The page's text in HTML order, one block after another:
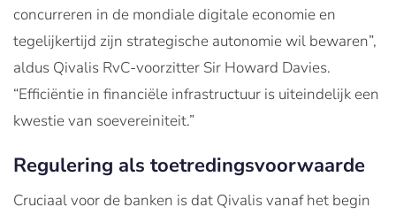
concurreren in de mondiale digitale economie en
tegelijkertijd zijn strategische autonomie wil bewaren”,
aldus Qivalis RvC-voorzitter Sir Howard Davies.
“Efficiëntie in financiële infrastructuur is uiteindelijk een
kwestie van soevereiniteit.”
Regulering als toetredingsvoorwaarde
Cruciaal voor de banken is dat Qivalis vanaf het begin